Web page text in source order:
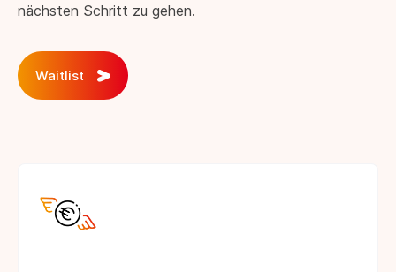
nächsten Schritt zu gehen.
Waitlist